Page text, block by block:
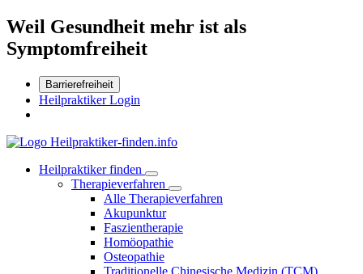
Weil Gesundheit mehr ist als
Symptomfreiheit
Barrierefreiheit
Heilpraktiker Login
Heilpraktiker finden
Therapieverfahren
Alle Therapieverfahren
Akupunktur
Faszientherapie
Homöopathie
Osteopathie
Traditionelle Chinesische Medizin (TCM)